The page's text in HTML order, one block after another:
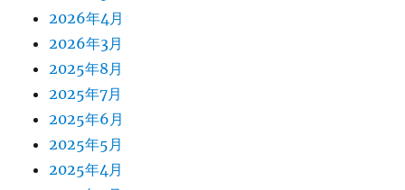
2026年4月
2026年3月
2025年8月
2025年7月
2025年6月
2025年5月
2025年4月